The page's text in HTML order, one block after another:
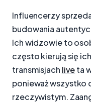
Influencerzy
budowania
Ich widzowie to
często kierują się
transmisjach liveta
ponieważ wszystko
rzeczywistym.